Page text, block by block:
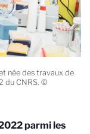
née des travaux de
du CNRS. ©
parmi les